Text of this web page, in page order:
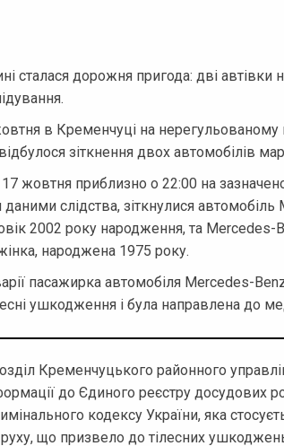
сталася дорожня пригода: дві автівки
в Кременчуці на
зіткнення двох автомобілів
жовтня приблизно о 22:00 на
слідства, зіткнулися
2002 року народження, та Mercedes-
народжена 1975 року.
пасажирка автомобіля Mercedes-
ушкодження і була направлена до
Кременчуцького районного
до Єдиного реєстру досудових
кодексу України, яка
що призвело до тілесних